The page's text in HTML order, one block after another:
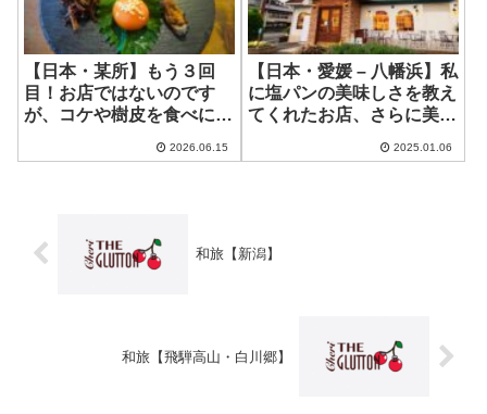
【日本・某所】もう３回
目！お店ではないのです
が、コケや樹皮を食べにお
2026.06.15
【日本・愛媛 – 八幡浜】私
に塩パンの美味しさを教え
てくれたお店、さらに美味
本店
2025.01.06
和旅【新潟】
和旅【飛騨高山・白川郷】